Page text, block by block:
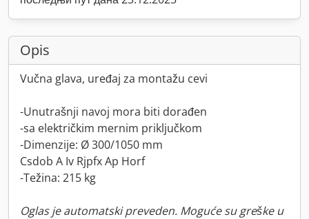
Opis
Vučna glava, uređaj za montažu cevi
-Unutrašnji navoj mora biti dorađen
-sa električkim mernim priključkom
-Dimenzije: Ø 300/1050 mm
Csdob A Iv Rjpfx Ap Horf
-Težina: 215 kg
Oglas je automatski preveden. Moguće su greške u